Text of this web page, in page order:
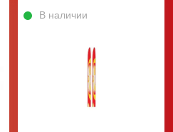
В наличии